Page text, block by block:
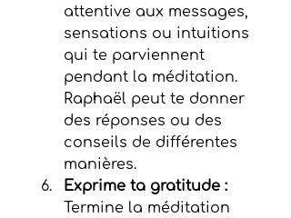
attentive aux messages,
sensations ou intuitions
qui te parviennent
pendant la méditation.
Raphaël peut te donner
des réponses ou des
conseils de différentes
manières.
Exprime ta gratitude :
Termine la méditation